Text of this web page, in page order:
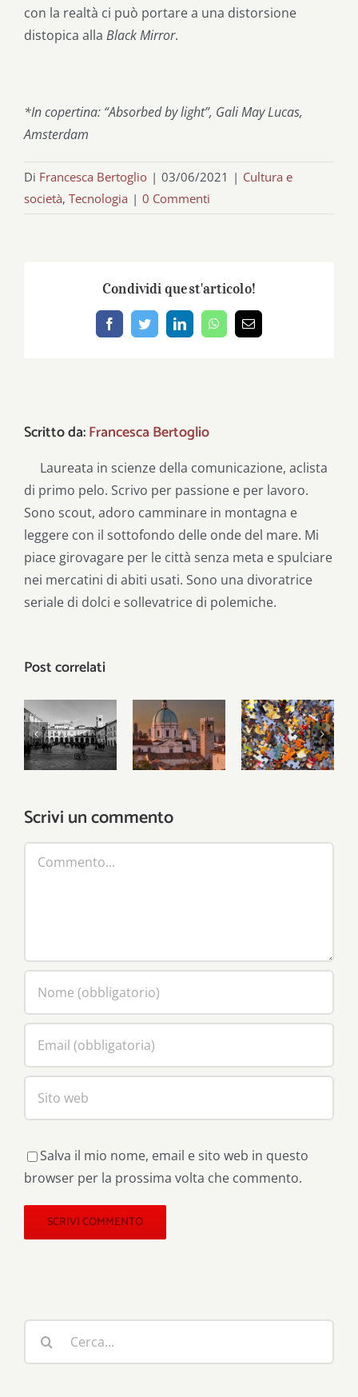
con la realtà ci può portare a una distorsione
distopica alla Black Mirror.
*In copertina: “Absorbed by light”, Gali May Lucas,
Amsterdam
Di Francesca Bertoglio | 03/06/2021 | Cultura e
società, Tecnologia | 0 Commenti
Condividi quest'articolo!
FacebookTwitterLinkedInWhatsApp
Email
Scritto da:Francesca Bertoglio
Laureata in scienze della comunicazione, aclista
di primo pelo. Scrivo per passione e per lavoro.
Sono scout, adoro camminare in montagna e
leggere con il sottofondo delle onde del mare. Mi
piace girovagare per le città senza meta e spulciare
nei mercatini di abiti usati. Sono una divoratrice
seriale di dolci e sollevatrice di polemiche.
Post correlati
Il
patriottismo
municipale
hanno
inventati
gli uomini,
ma le città
Dio
Problemi
locali,
risposte
Scrivi un commento
Salva il mio nome, email e sito web in questo
browser per la prossima volta che commento.
per: